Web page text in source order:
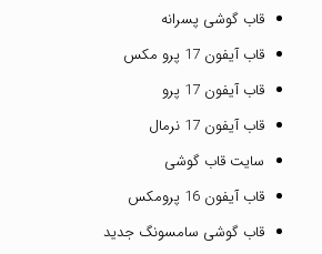
قاب گوشی پسرانه
قاب آیفون 17 پرو مکس
قاب آیفون 17 پرو
قاب آیفون 17 نرمال
سایت قاب گوشی
قاب آیفون 16 پرومکس
قاب گوشی سامسونگ جدید